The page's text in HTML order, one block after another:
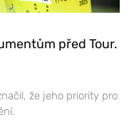
před Tour.
že jeho priority pro